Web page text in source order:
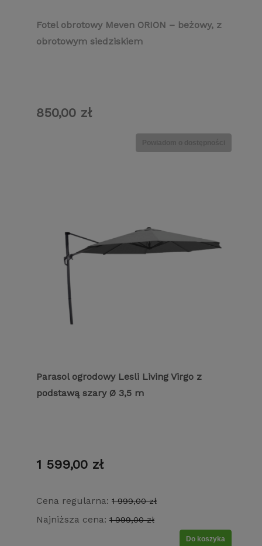
Fotel obrotowy Meven ORION – beżowy, z
obrotowym siedziskiem
850,00 zł
Parasol ogrodowy Lesli Living Virgo z
podstawą szary Ø 3,5 m
1 599,00 zł
Cena regularna: 1 999,00 zł
Najniższa cena: 1 999,00 zł
Do koszyka